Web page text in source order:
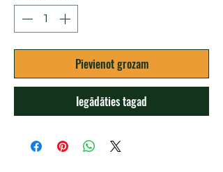
Pievienot grozam
Iegādāties tagad